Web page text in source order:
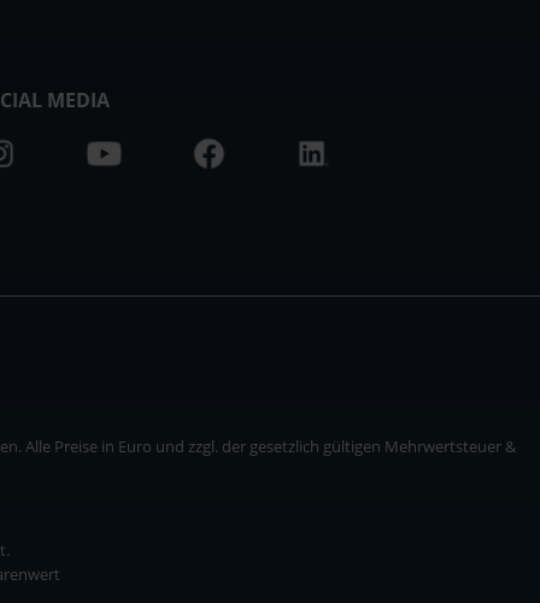
MEDIA
Alle Preise in Euro und zzgl. der gesetzlich gültigen Mehrwertsteuer &